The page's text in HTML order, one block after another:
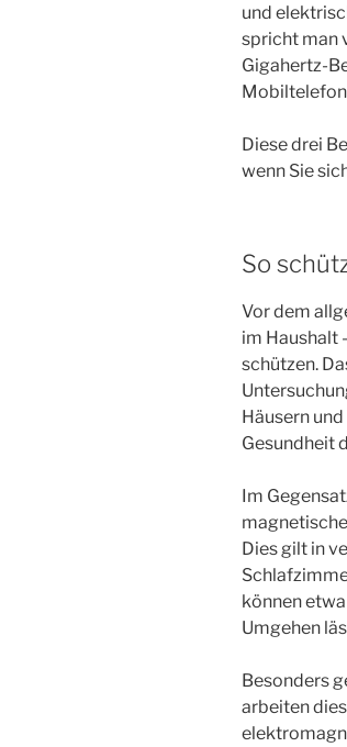
und
spricht man
Gigahertz-
Diese drei
wenn Sie
So
Vor dem
im Haushalt
schützen.
Häusern
Gesundheit
Im
Dies gilt in
können
Umgehen
Besonders
arbeiten